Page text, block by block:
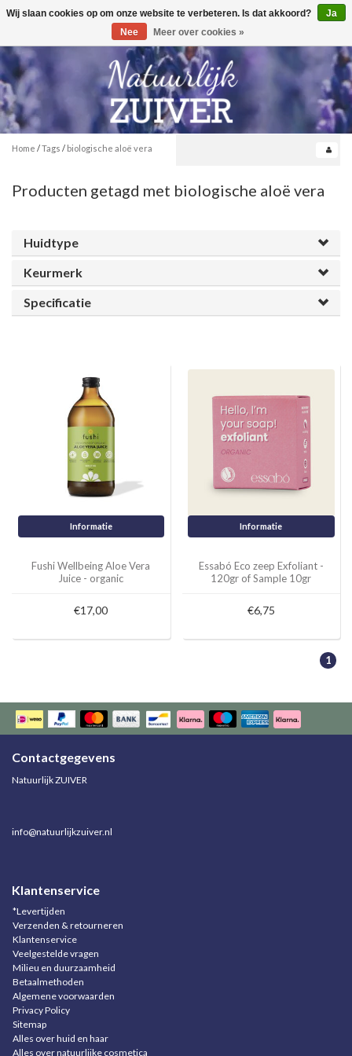
Toggle
0
Home /Tags / biologische aloë vera
Producten getagd met biologische aloë vera
Huidtype
Keurmerk
Specificatie
Informatie
Fushi Wellbeing Aloe Vera
Juice - organic
€17,00
Informatie
Essabó Eco zeep Exfoliant -
120gr of Sample 10gr
€6,75
1
Contactgegevens
Natuurlijk ZUIVER
info@natuurlijkzuiver.nl
Klantenservice
*Levertijden
Verzenden & retourneren
Klantenservice
Veelgestelde vragen
Milieu en duurzaamheid
Betaalmethoden
Algemene voorwaarden
Privacy Policy
Sitemap
Alles over huid en haar
Alles over natuurlijke cosmetica
Wij slaan cookies op om onze website te verbeteren. Is dat akkoord?
Ja
Nee
Meer over cookies »